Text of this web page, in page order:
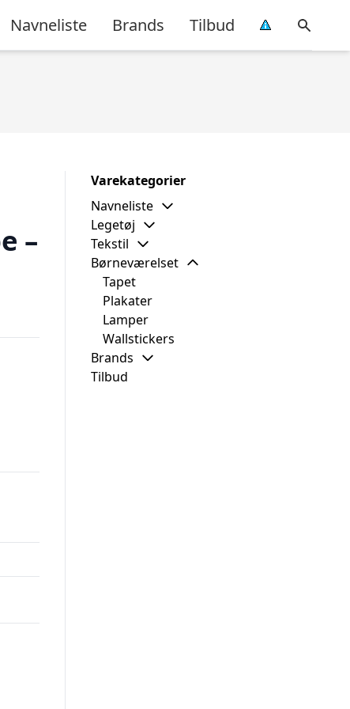
Navneliste Brands Tilbud
–
Varekategorier
Navneliste
Legetøj
Tekstil
Børneværelset
Tapet
Plakater
Lamper
Wallstickers
Brands
Tilbud